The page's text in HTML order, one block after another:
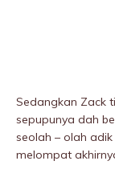
Sedangkan Zack
sepupunya dah
seolah – olah
melompat